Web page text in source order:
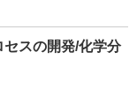
スの開発/化学分